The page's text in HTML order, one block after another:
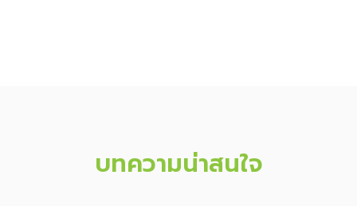
บทความน่าสนใจ